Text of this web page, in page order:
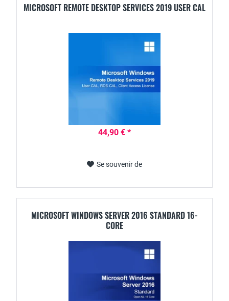
MICROSOFT REMOTE DESKTOP SERVICES 2019 USER CAL
44,90 € *
Se souvenir de
MICROSOFT WINDOWS SERVER 2016 STANDARD 16-
CORE